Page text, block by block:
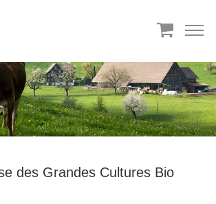
des Grandes Cultures Bio